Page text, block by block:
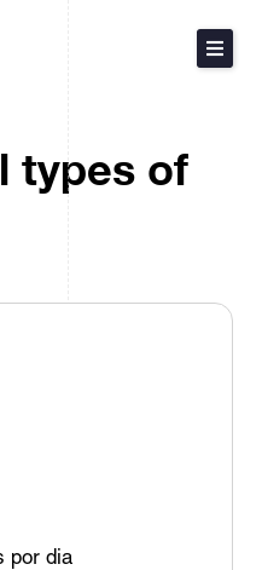
types of
por dia